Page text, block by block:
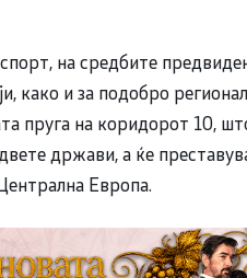
на средбите
како и за подобро
пруга на коридорот 10,
држави, а ќе
Европа.